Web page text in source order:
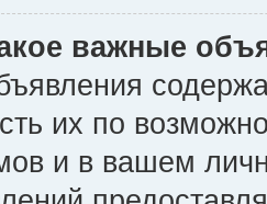
важные
их по
и в вашем